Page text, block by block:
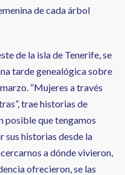
de cada árbol
de la isla de Tenerife, se
tarde genealógica sobre
“Mujeres a través
trae historias de
posible que tengamos
sus historias desde la
a dónde vivieron,
ofrecieron, se las